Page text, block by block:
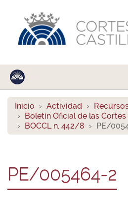
Inicio Actividad
Boletín Oficial de las
BOCCL n. 442/8
PE/
PE/005464-2